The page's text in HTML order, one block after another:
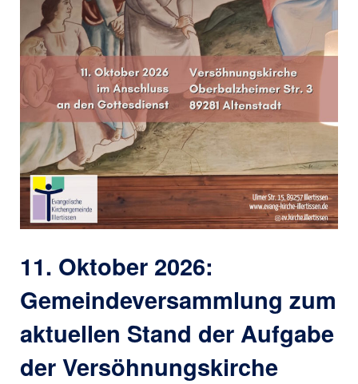
11. Oktober 2026:
Gemeindeversammlung zum
aktuellen Stand der Aufgabe
der Versöhnungskirche